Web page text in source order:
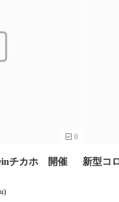
0
inチカホ 開催
新型コ